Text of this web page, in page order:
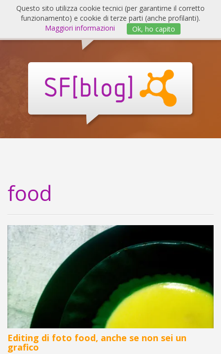
Salta
contenuto
Blog
food
Editing di foto food, anche se non sei un
grafico
Questo sito utilizza cookie tecnici (per garantirne il corretto
funzionamento) e cookie di terze parti (anche profilanti).
Maggiori informazioni
Ok, ho capito